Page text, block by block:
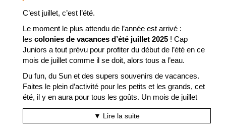
C’est juillet, c’est l’été.
Le moment le plus attendu de l’année est arrivé :
les colonies de vacances d’été juillet 2025 ! Cap
Juniors a tout prévu pour profiter du début de l’été en ce
mois de juillet comme il se doit, alors tous a l’eau.
Du fun, du Sun et des supers souvenirs de vacances.
Faites le plein d’activité pour les petits et les grands, cet
été, il y en aura pour tous les goûts. Un mois de juillet
sous le signe de la bonne humeur et de l’évasion.
Au programme de nos séjours, diverses thématique pour
▼ Lire la suite